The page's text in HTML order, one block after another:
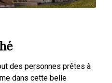
des personnes prêtes à
dans cette belle